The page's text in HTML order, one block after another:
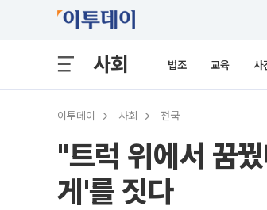
사회 법조 교육 사
이투데이 사회 전국
"트럭 위에서 꿈
게'를 짓다